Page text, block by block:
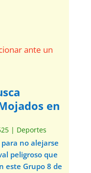
en
| Deportes
no alejarse
peligroso que
este Grupo 8 de